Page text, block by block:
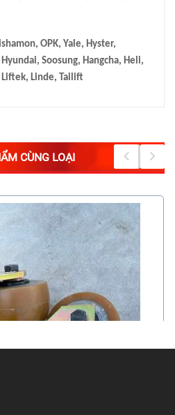
OPK, Yale, Hyster,
Soosung, Hangcha, Heli,
Linde, Tailift
CÙNG LOẠI